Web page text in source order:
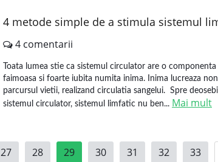
4 metode simple de a stimula sistemul
4 comentarii
Toata lumea stie ca sistemul circulator are o componenta
faimoasa si foarte iubita numita inima. Inima lucreaza
parcursul vietii, realizand circulatia sangelui. Spre
sistemul circulator, sistemul limfatic nu ben... Mai mult
27 28 29 30 31 32 33